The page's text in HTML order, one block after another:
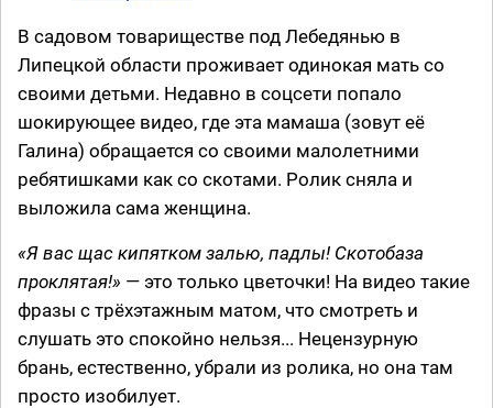
В садовом товариществе под Лебедянью в
Липецкой области проживает одинокая мать со
своими детьми. Недавно в соцсети попало
шокирующее видео, где эта мамаша (зовут её
Галина) обращается со своими малолетними
ребятишками как со скотами. Ролик сняла и
выложила сама женщина.
«Я вас щас кипятком залью, падлы! Скотобаза
проклятая!» — это только цветочки! На видео такие
фразы с трёхэтажным матом, что смотреть и
слушать это спокойно нельзя... Нецензурную
брань, естественно, убрали из ролика, но она там
просто изобилует.